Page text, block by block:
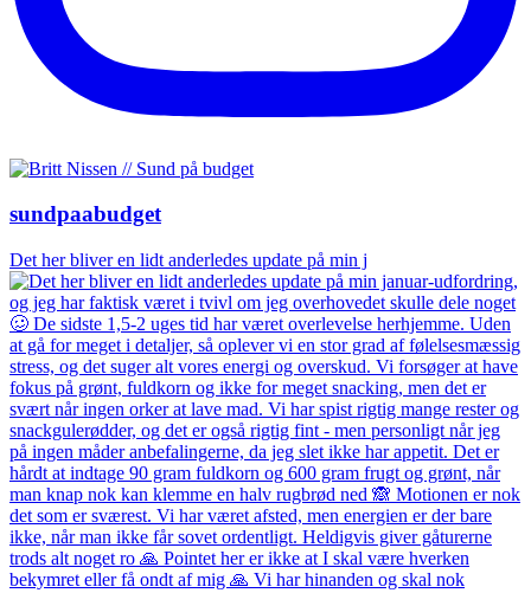
sundpaabudget
Det her bliver en lidt anderledes update på min j